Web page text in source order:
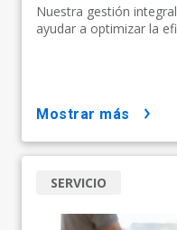
Nuestra gestión
ayudar a optimizar la
mostrar más
SERVICIO